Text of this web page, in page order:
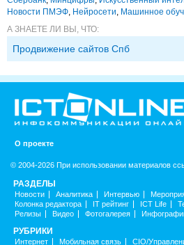
Новости ПМЭФ Нейросети Машинное
А ЗНАЕТЕ ЛИ ВЫ, ЧТО:
Продвижение сайтов Спб
О проекте
© 2004-2026 При использовании материалов
РАЗДЕЛЫ
Новости Аналитика Интервью
Колонка редактора
IT рейтинг ICT Life
Релизы
Видео Фотогалерея
РУБРИКИ
Интернет Мобильная связь CIO/